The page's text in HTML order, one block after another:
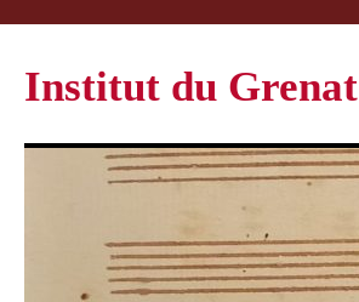
Institut du Grenat